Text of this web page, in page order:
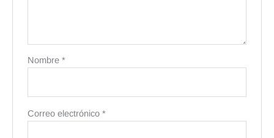
Nombre*
Correo electrónico*